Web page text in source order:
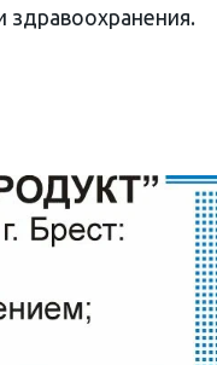
здравоохранения.